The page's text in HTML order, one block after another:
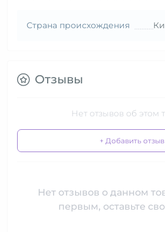
Страна происхождения
Отзывы
Нет отзывов об этом
+ Добавить отзыв
Нет отзывов о данном
первым, оставьте